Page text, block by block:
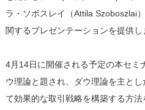
ラ・ソボスレイ（Attila Szoboszlai
関するプレゼンテーションを提供し
4月14日に開催される予定の本セミ
ウ理論と題され、ダウ理論を主と
て効果的な取引戦略を構築する方